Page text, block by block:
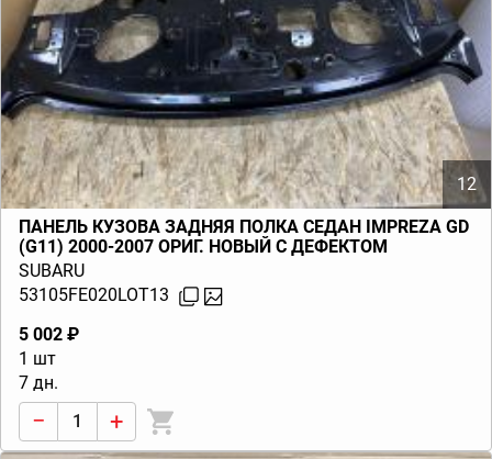
12
ПАНЕЛЬ КУЗОВА ЗАДНЯЯ ПОЛКА СЕДАН IMPREZA GD
(G11) 2000-2007 ОРИГ. НОВЫЙ С ДЕФЕКТОМ
SUBARU
53105FE020LOT13
5 002 ₽
1 шт
7 дн.
− +